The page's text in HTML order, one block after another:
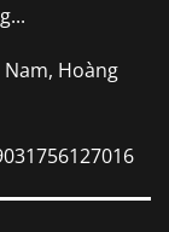
Hoàng